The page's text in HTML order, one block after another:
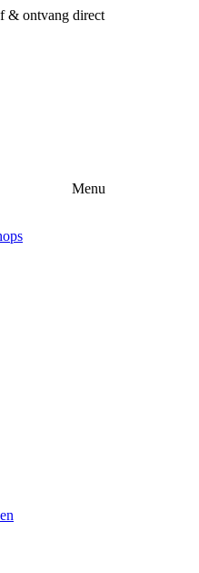
& ontvang direct
Menu